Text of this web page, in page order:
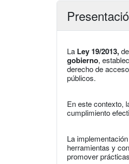
La Ley 19/2013,
gobierno,
derecho de
públicos.
En este contexto,
cumplimiento
La
herramientas y
promover